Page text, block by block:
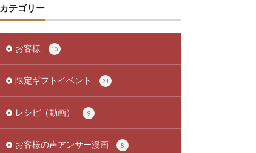
カテゴリー
お客様 10
限定ギフトイベント 21
レシピ（動画） 9
お客様の声アンサー漫画 8